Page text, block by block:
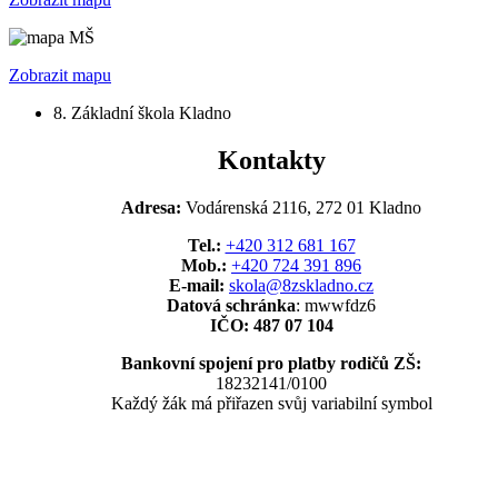
Zobrazit mapu
8. Základní škola Kladno
Kontakty
Adresa: Vodárenská 2116, 272 01 Kladno
Tel.: +420 312 681 167
Mob.: +420 724 391 896
E-mail: skola@8zskladno.cz
Datová schránka: mwwfdz6
IČO: 487 07 104
Bankovní spojení pro platby rodičů ZŠ:
18232141/0100
Každý žák má přiřazen svůj variabilní symbol